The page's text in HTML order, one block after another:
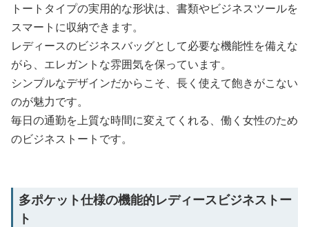
トートタイプの実用的な形状は、書類やビジネスツールを
スマートに収納できます。
レディースのビジネスバッグとして必要な機能性を備えな
がら、エレガントな雰囲気を保っています。
シンプルなデザインだからこそ、長く使えて飽きがこない
のが魅力です。
毎日の通勤を上質な時間に変えてくれる、働く女性のため
のビジネストートです。
多ポケット仕様の機能的レディースビジネストー
ト